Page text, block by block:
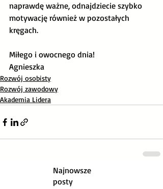
naprawdę ważne, odnajdziecie szybko
motywację również w pozostałych
kręgach.
Miłego i owocnego dnia!
Agnieszka
Rozwój osobisty
Rozwój zawodowy
Akademia Lidera
Najnowsze
posty